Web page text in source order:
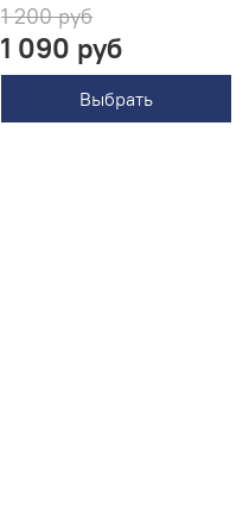
1 200 руб
1 090 руб
Выбрать